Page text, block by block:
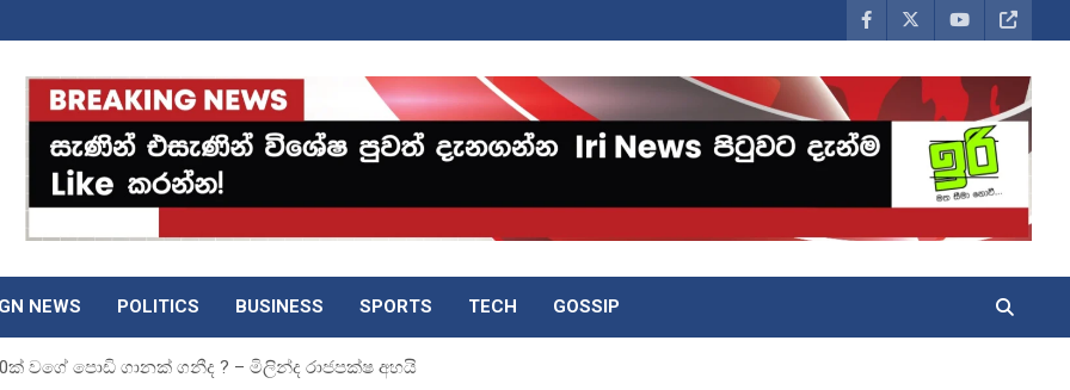
NEWS POLITICS BUSINESS SPORTS TECH GOSSIP
වගේ පොඩි ගානක් ගනීද ? – මිලින්ද රාජපක්ෂ අහයි